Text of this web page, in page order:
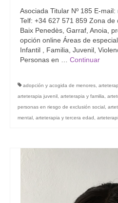
Grupo Revista
Grupo Arte
Grupo Difusión
Grupos Territoriales
Grupo Territorial
Grupo Territorial
Asociada Titular Nº 185 E-
Telf: +34 627 571 859 Zona de
Baix Penedès, Garraf, Anoia,
opción online Áreas de
Infantil , Familia, Juvenil,
Personas en … Continuar
adopción y acogida de menores
arteterapia juvenil arteterapia y familia
personas en riesgo de exclusión social
mental arteterapia y tercera edad